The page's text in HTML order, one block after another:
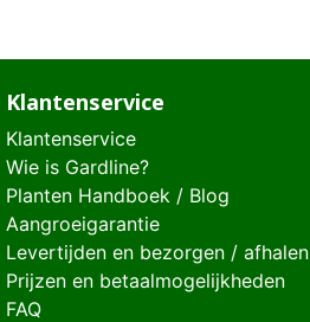
Klantenservice
Klantenservice
Wie is Gardline?
Planten Handboek / Blog
Aangroeigarantie
Levertijden en bezorgen / afhalen
Prijzen en betaalmogelijkheden
FAQ